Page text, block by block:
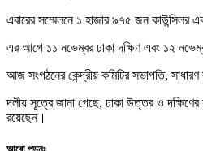
এবারের সম্মেলনে ১ হাজার ৯৭৫ জন
এর আগে ১১ নভেম্বর ঢাকা দক্ষিণ এবং ১২
আজ সংগঠনের কেন্দ্রীয় কমিটির সভাপতি,
দলীয় সূত্রে জানা গেছে, ঢাকা উত্তর ও
রয়েছেন।